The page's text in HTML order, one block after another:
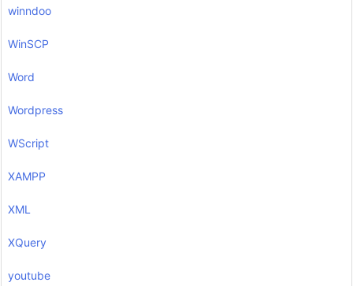
winndoo
WinSCP
Word
Wordpress
WScript
XAMPP
XML
XQuery
youtube